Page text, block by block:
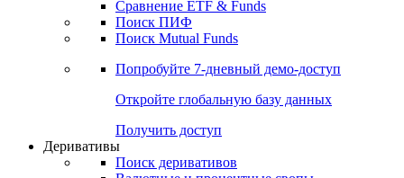
Получить доступ
ETF & Funds
Сравнение ETF & Funds
Поиск Mutual Funds
Попробуйте7-дневный
Откройте глобальную базу данных